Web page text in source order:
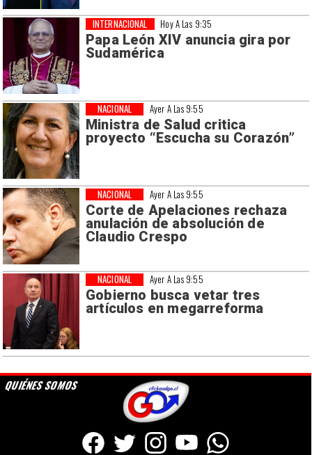
Hoy A Las 9:35
Papa León XIV anuncia gira por
Sudamérica
INTERNACIONAL
Ayer A Las 9:55
Ministra de Salud critica
proyecto “Escucha su Corazón”
NACIONAL
Ayer A Las 9:55
Corte de Apelaciones rechaza
anulación de absolución de
Claudio Crespo
NACIONAL
Ayer A Las 9:55
Gobierno busca vetar tres
artículos en megarreforma
NACIONAL
QUIÉNES SOMOS